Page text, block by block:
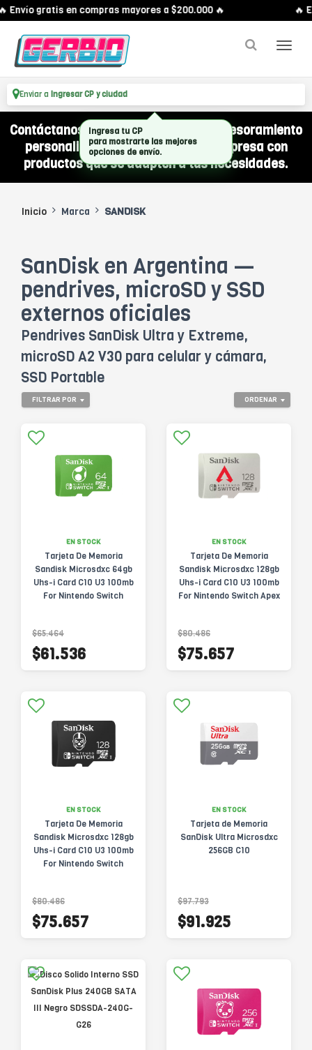
Envío gratis en compras mayores a $200.000 🔥 🔥
Enviar a Ingresar CP y ciudad
Contáctanos por WhatsApp y recibí asesoramiento
personalizado para equipar a tu empresa con
productos que se adapten a tus necesidades.
Inicio Marca SANDISK
SanDisk en Argentina —
pendrives, microSD y SSD
externos oficiales
Pendrives SanDisk Ultra y Extreme,
microSD A2 V30 para celular y cámara,
SSD Portable
ORDENAR
FILTRAR POR
EN STOCK
Tarjeta De Memoria
Sandisk Microsdxc 64gb
Uhs-i Card C10 U3 100mb
For Nintendo Switch
$65.464
$61.536
EN STOCK
Tarjeta De Memoria
Sandisk Microsdxc 128gb
Uhs-i Card C10 U3 100mb
For Nintendo Switch Apex
$80.486
$75.657
EN STOCK
Tarjeta De Memoria
Sandisk Microsdxc 128gb
Uhs-i Card C10 U3 100mb
For Nintendo Switch
$80.486
$75.657
EN STOCK
Tarjeta de Memoria
SanDisk Ultra Microsdxc
256GB C10
$97.793
$91.925